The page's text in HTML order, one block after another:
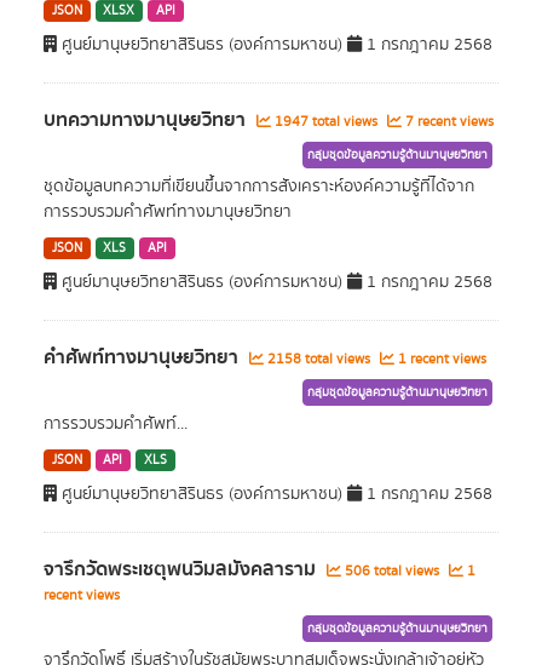
JSON XLSX API
ศูนย์มานุษยวิทยาสิรินธร (องค์การมหาชน) 1 กรกฎาคม 2568
บทความทางมานุษยวิทยา 1947 total views 7 recent views
กลุ่มชุดข้อมูลความรู้ด้านมานุษยวิทยา
ชุดข้อมูลบทความที่เขียนขึ้นจากการสังเคราะห์องค์ความรู้ที่ได้จาก
การรวบรวมคำศัพท์ทางมานุษยวิทยา
JSON XLS API
ศูนย์มานุษยวิทยาสิรินธร (องค์การมหาชน) 1 กรกฎาคม 2568
คำศัพท์ทางมานุษยวิทยา 2158 total views 1 recent views
กลุ่มชุดข้อมูลความรู้ด้านมานุษยวิทยา
การรวบรวมคำศัพท์...
JSON API XLS
ศูนย์มานุษยวิทยาสิรินธร (องค์การมหาชน) 1 กรกฎาคม 2568
จารึกวัดพระเชตุพนวิมลมังคลาราม 506 total views
1
recent views
กลุ่มชุดข้อมูลความรู้ด้านมานุษยวิทยา
จารึกวัดโพธิ์ เริ่มสร้างในรัชสมัยพระบาทสมเด็จพระนั่งเกล้าเจ้าอยู่หัว